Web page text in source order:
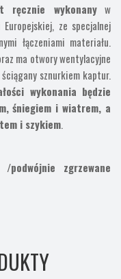
ręcznie wykonanyw
ze specjalnej
łączeniami materiału.
ma otwory wentylacyjne
sznurkiem kaptur.
wykonania będzie
śniegiem i wiatrem, a
i szykiem.
/podwójnie zgrzewane